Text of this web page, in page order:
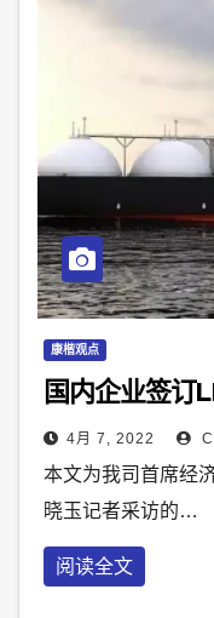
康楷观点
国内企业签订
4月 7, 2022
本文为我司首席经
晓玉记者采访的…
阅读全文